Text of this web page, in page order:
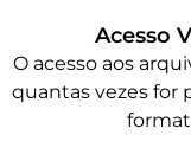
Acesso
O acesso aos
quantas vezes for